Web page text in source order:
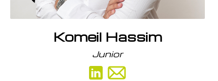
J’apporte mon expertise à mes clients dans les
domaines comptables et financiers pour les aider
décisions.
Komeil Hassim
Junior